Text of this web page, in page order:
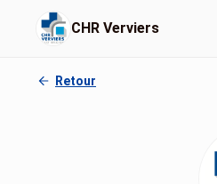
CHR Verviers
Retour